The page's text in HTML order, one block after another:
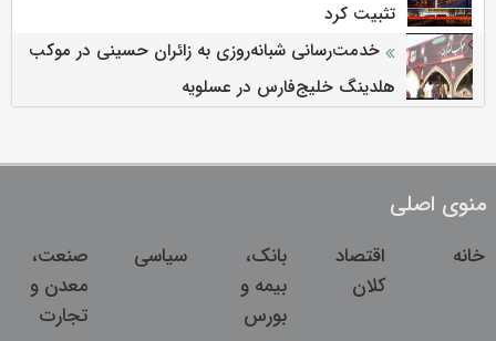
تثبیت کرد
خدمت‌رسانی شبانه‌روزی به زائران حسینی در موکب
هلدینگ خلیج‌فارس در عسلویه
منوی اصلی
خانه
اقتصاد
کلان
بانک،
بیمه و
بورس
سیاسی
صنعت،
معدن و
تجارت